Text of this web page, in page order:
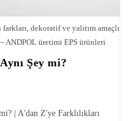
dekoratif ve yalıtım amaçlı
ANDPOL üretimi EPS ürünleri
Şey mi?
| A'dan Z'ye Farklılıkları